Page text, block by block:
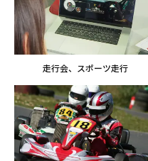
走行会、スポーツ走行